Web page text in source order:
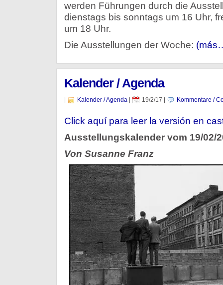
werden Führungen durch die
dienstags bis sonntags um 16 Uhr,
um 18 Uhr.
Die Ausstellungen der Woche:
Kalender / Agenda
Kalender / Agenda| 19/2/17 Kommentare /
Click aquí para leer la versión en
Ausstellungskalender vom 19/02/
Von Susanne Franz